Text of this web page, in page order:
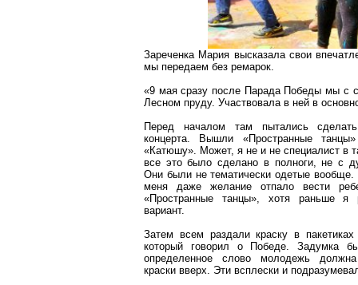
Зареченка Мария высказала свои
мы передаем без ремарок.
«9 мая сразу после Парада Победы мы с
Лесном пруду. Участвовала в ней в
Перед началом там пытались
концерта. Вышли «Пространные
«Катюшу». Может, я не и не специалист в
все это было сделано в полноги, не с
Они были не тематически одетые вообще.
меня даже желание отпало вести
«Пространные танцы», хотя раньше я
вариант.
Затем всем раздали краску в
который говорил о Победе. Задумка
определенное слово молодежь
краски вверх. Эти всплески и